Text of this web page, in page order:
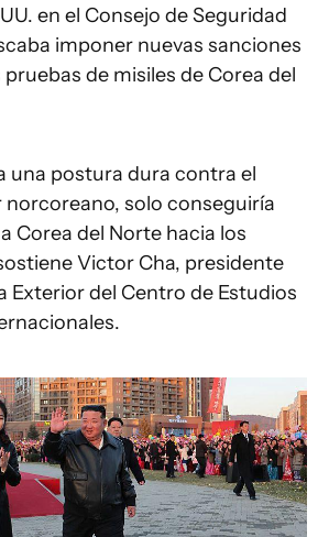
en el Consejo de Seguridad
imponer nuevas sanciones
de misiles de Corea del
una postura dura contra el
solo conseguiría
Corea del Norte hacia los
Victor Cha, presidente
Exterior del Centro de Estudios